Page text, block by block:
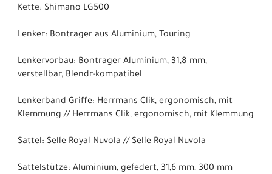
Kette: Shimano LG500
Lenker: Bontrager aus Aluminium, Touring
Lenkervorbau: Bontrager Aluminium, 31,8 mm,
verstellbar, Blendr-kompatibel
Lenkerband Griffe: Herrmans Clik, ergonomisch, mit
Klemmung // Herrmans Clik, ergonomisch, mit Klemmung
Sattel: Selle Royal Nuvola // Selle Royal Nuvola
Sattelstütze: Aluminium, gefedert, 31,6 mm, 300 mm